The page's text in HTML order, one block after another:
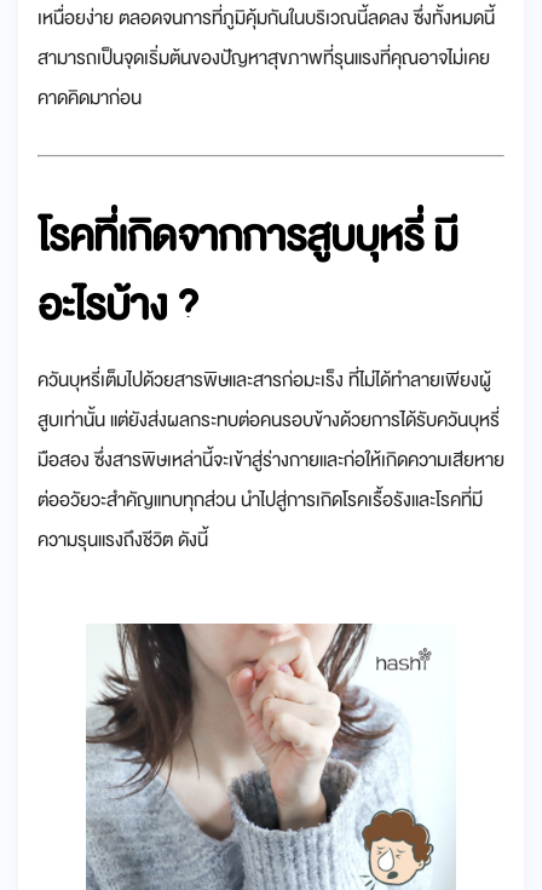
เหนื่อยง่าย ตลอดจนการที่ภูมิคุ้มกันในบริเวณนี้ลดลง ซึ่งทั้งหมดนี้
สามารถเป็นจุดเริ่มต้นของปัญหาสุขภาพที่รุนแรงที่คุณอาจไม่เคย
คาดคิดมาก่อน
โรคที่เกิดจากการสูบบุหรี่มี
อะไรบ้าง ?
ควันบุหรี่เต็มไปด้วยสารพิษและสารก่อมะเร็ง ที่ไม่ได้ทำลายเพียงผู้
สูบเท่านั้น แต่ยังส่งผลกระทบต่อคนรอบข้างด้วยการได้รับควันบุหรี่
มือสอง ซึ่งสารพิษเหล่านี้จะเข้าสู่ร่างกายและก่อให้เกิดความเสียหาย
ต่ออวัยวะสำคัญแทบทุกส่วน นำไปสู่การเกิดโรคเรื้อรังและโรคที่มี
ความรุนแรงถึงชีวิต ดังนี้